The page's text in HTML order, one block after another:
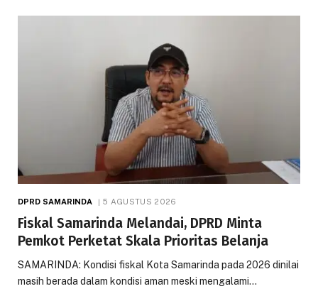
DPRD SAMARINDA 5 AGUSTUS 2026
Fiskal Samarinda Melandai, DPRD Minta
Pemkot Perketat Skala Prioritas Belanja
SAMARINDA: Kondisi fiskal Kota Samarinda pada 2026 dinilai
masih berada dalam kondisi aman meski mengalami…